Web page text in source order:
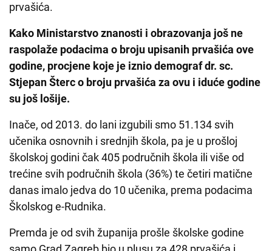
prvašića.
Kako Ministarstvo znanosti i obrazovanja još ne
raspolaže podacima o broju upisanih prvašića ove
godine, procjene koje je iznio demograf dr. sc.
Stjepan Šterc o broju prvašića za ovu i iduće godine
su još lošije.
Inače, od 2013. do lani izgubili smo 51.134 svih
učenika osnovnih i srednjih škola, pa je u prošloj
školskoj godini čak 405 područnih škola ili više od
trećine svih područnih škola (36%) te četiri matične
danas imalo jedva do 10 učenika, prema podacima
Školskog e-Rudnika.
Premda je od svih županija prošle školske godine